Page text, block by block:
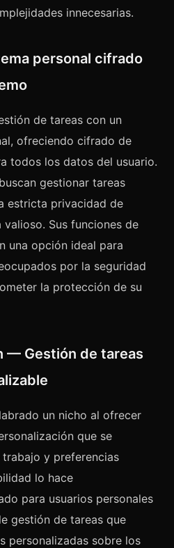
innecesarias.
personal cifrado
de tareas con un
ofreciendo cifrado de
todos los datos del usuario.
gestionar tareas
estricta privacidad de
Sus funciones de
una opción ideal para
por la seguridad
la protección de su
— Gestión de tareas
un nicho al ofrecer
que se
y preferencias
lo hace
para usuarios personales
gestión de tareas que
personalizadas sobre los